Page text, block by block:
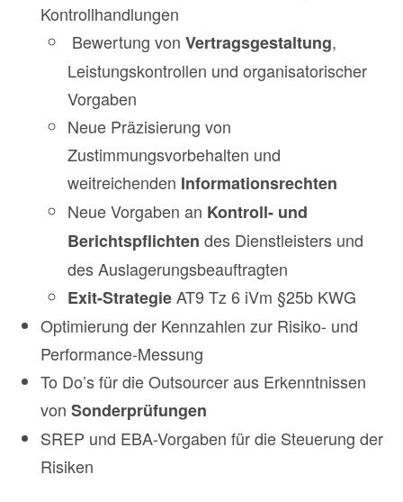
Kontrollhandlungen
Bewertung von Vertragsgestaltung,
Leistungskontrollen und organisatorischer
Vorgaben
Neue Präzisierung von
Zustimmungsvorbehalten und
weitreichenden Informationsrechten
Neue Vorgaben an Kontroll- und
Berichtspflichten des Dienstleisters und
des Auslagerungsbeauftragten
Exit-StrategieAT9 Tz 6 iVm §25b KWG
Optimierung der Kennzahlen zur Risiko- und
Performance-Messung
To Do’s für die Outsourcer aus Erkenntnissen
von Sonderprüfungen
SREP und EBA-Vorgaben für die Steuerung der
Risiken